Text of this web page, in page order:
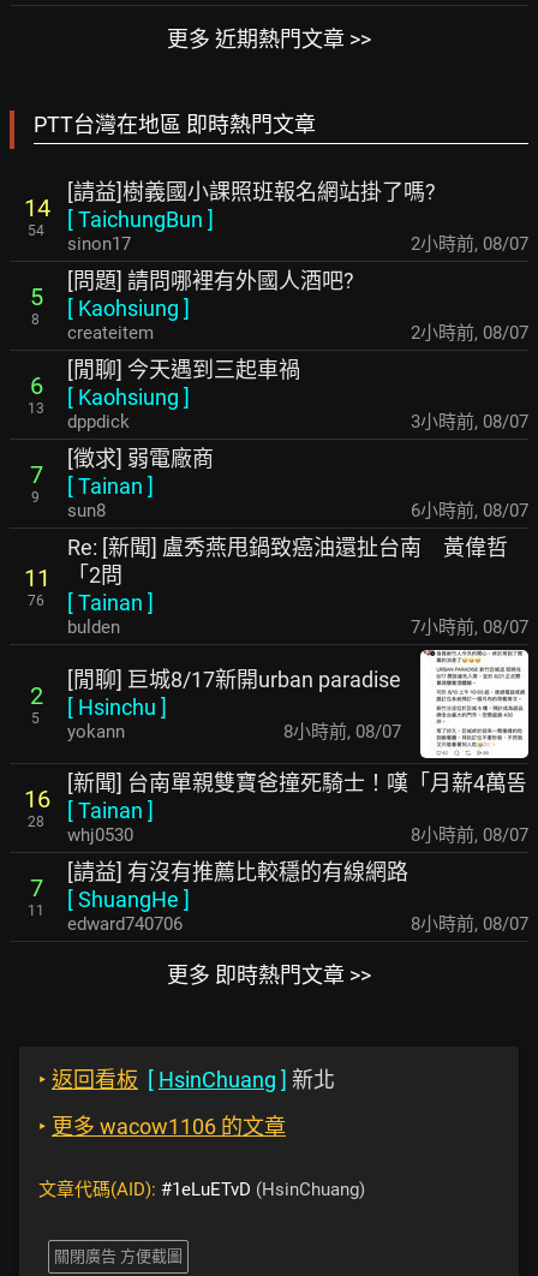
更多 近期熱門文章 >>
PTT台灣在地區 即時熱門文章
14
54
[請益]樹義國小課照班報名網站掛了嗎?
[TaichungBun ]
sinon17 2小時前, 08/07
5
8
[問題] 請問哪裡有外國人酒吧?
[ Kaohsiung ]
createitem 2小時前, 08/07
6
13
[閒聊] 今天遇到三起車禍
[ Kaohsiung ]
dppdick 3小時前, 08/07
7
9
[徵求] 弱電廠商
[Tainan ]
sun8 6小時前, 08/07
11
76
Re: [新聞] 盧秀燕甩鍋致癌油還扯台南 黃偉哲
「2問
[Tainan ]
bulden 7小時前, 08/07
2
5
[閒聊] 巨城8/17新開urban paradise
[ Hsinchu ]
yokann 8小時前, 08/07
16
28
[新聞] 台南單親雙寶爸撞死騎士！嘆「月薪4萬똠
[Tainan ]
whj0530 8小時前, 08/07
7
11
[請益] 有沒有推薦比較穩的有線網路
[ShuangHe ]
edward740706 8小時前, 08/07
更多 即時熱門文章 >>
‣ 返回看板 [ HsinChuang ] 新北
‣ 更多 wacow1106 的文章
文章代碼(AID): #1eLuETvD (HsinChuang)
關閉廣告 方便截圖